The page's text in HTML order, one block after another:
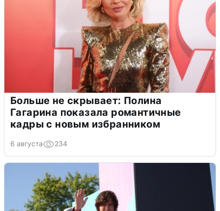
Больше не скрывает: Полина
Гагарина показала романтичные
кадры с новым избранником
6 августа 234